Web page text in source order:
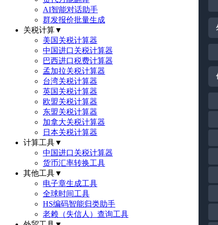
AI智能对话助手
群发报价批量生成
关税计算▼
美国关税计算器
中国进口关税计算器
巴西进口税费计算器
孟加拉关税计算器
台湾关税计算器
英国关税计算器
欧盟关税计算器
东盟关税计算器
加拿大关税计算器
日本关税计算器
计算工具▼
中国进口关税计算器
货币汇率转换工具
其他工具▼
电子章生成工具
全球时间工具
HS编码智能归类助手
老赖（失信人）查询工具